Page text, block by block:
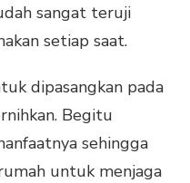
sangat teruji
setiap saat.
dipasangkan pada
Begitu
sehingga
untuk menjaga